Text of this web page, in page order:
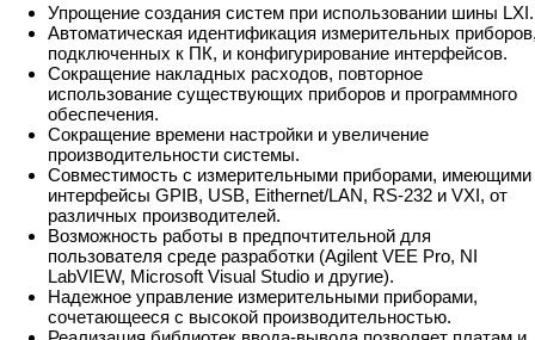
Упрощение создания систем при использовании шины LXI.
Автоматическая идентификация измерительных
подключенных к ПК, и конфигурирование интерфейсов.
Сокращение накладных расходов, повторное
использование существующих приборов и программного
обеспечения.
Сокращение времени настройки и увеличение
производительности системы.
Совместимость с измерительными приборами, имеющими
интерфейсы GPIB, USB, Eithernet/LAN, RS-232 и VXI, от
различных производителей.
Возможность работы в предпочтительной для
пользователя среде разработки (Agilent VEE Pro, NI
LabVIEW, Microsoft Visual Studio и другие).
Надежное управление измерительными приборами,
сочетающееся с высокой производительностью.